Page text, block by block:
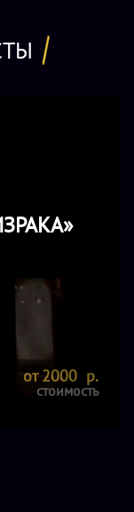
от 2000 р.
стоимость